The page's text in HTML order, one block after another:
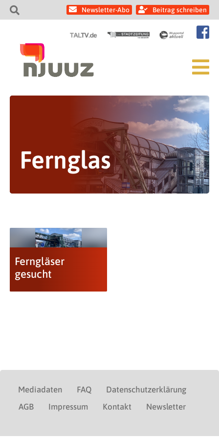
Newsletter-Abo Beitrag schreiben
Fernglas
Ferngläser
gesucht
Mediadaten FAQ
Datenschutzerklärung
AGB
Impressum Kontakt Newsletter